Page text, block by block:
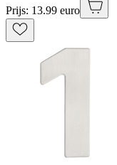
Prijs: 13.99 euro